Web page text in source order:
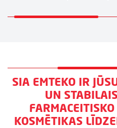
SIA EMTEKO IR
UN
KOSMĒTIKAS